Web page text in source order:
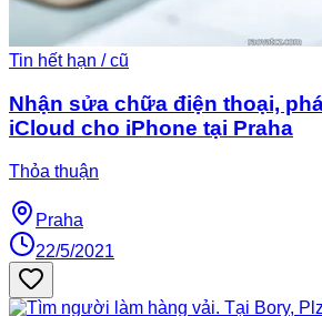
Tin hết hạn / cũ
Nhận sửa chữa điện thoại,
iCloud cho iPhone tại Praha
Thỏa thuận
Praha
22/5/2021